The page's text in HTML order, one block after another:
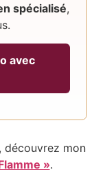
spécialisé,
avec
découvrez mon
».